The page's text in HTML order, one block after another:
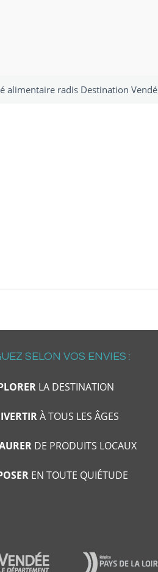
alimentaire radis Destination
SELON VOS ENVIES :
LA DESTINATION
À TOUS LES ÂGES
DE PRODUITS LOCAUX
EN TOUTE QUIÉTUDE